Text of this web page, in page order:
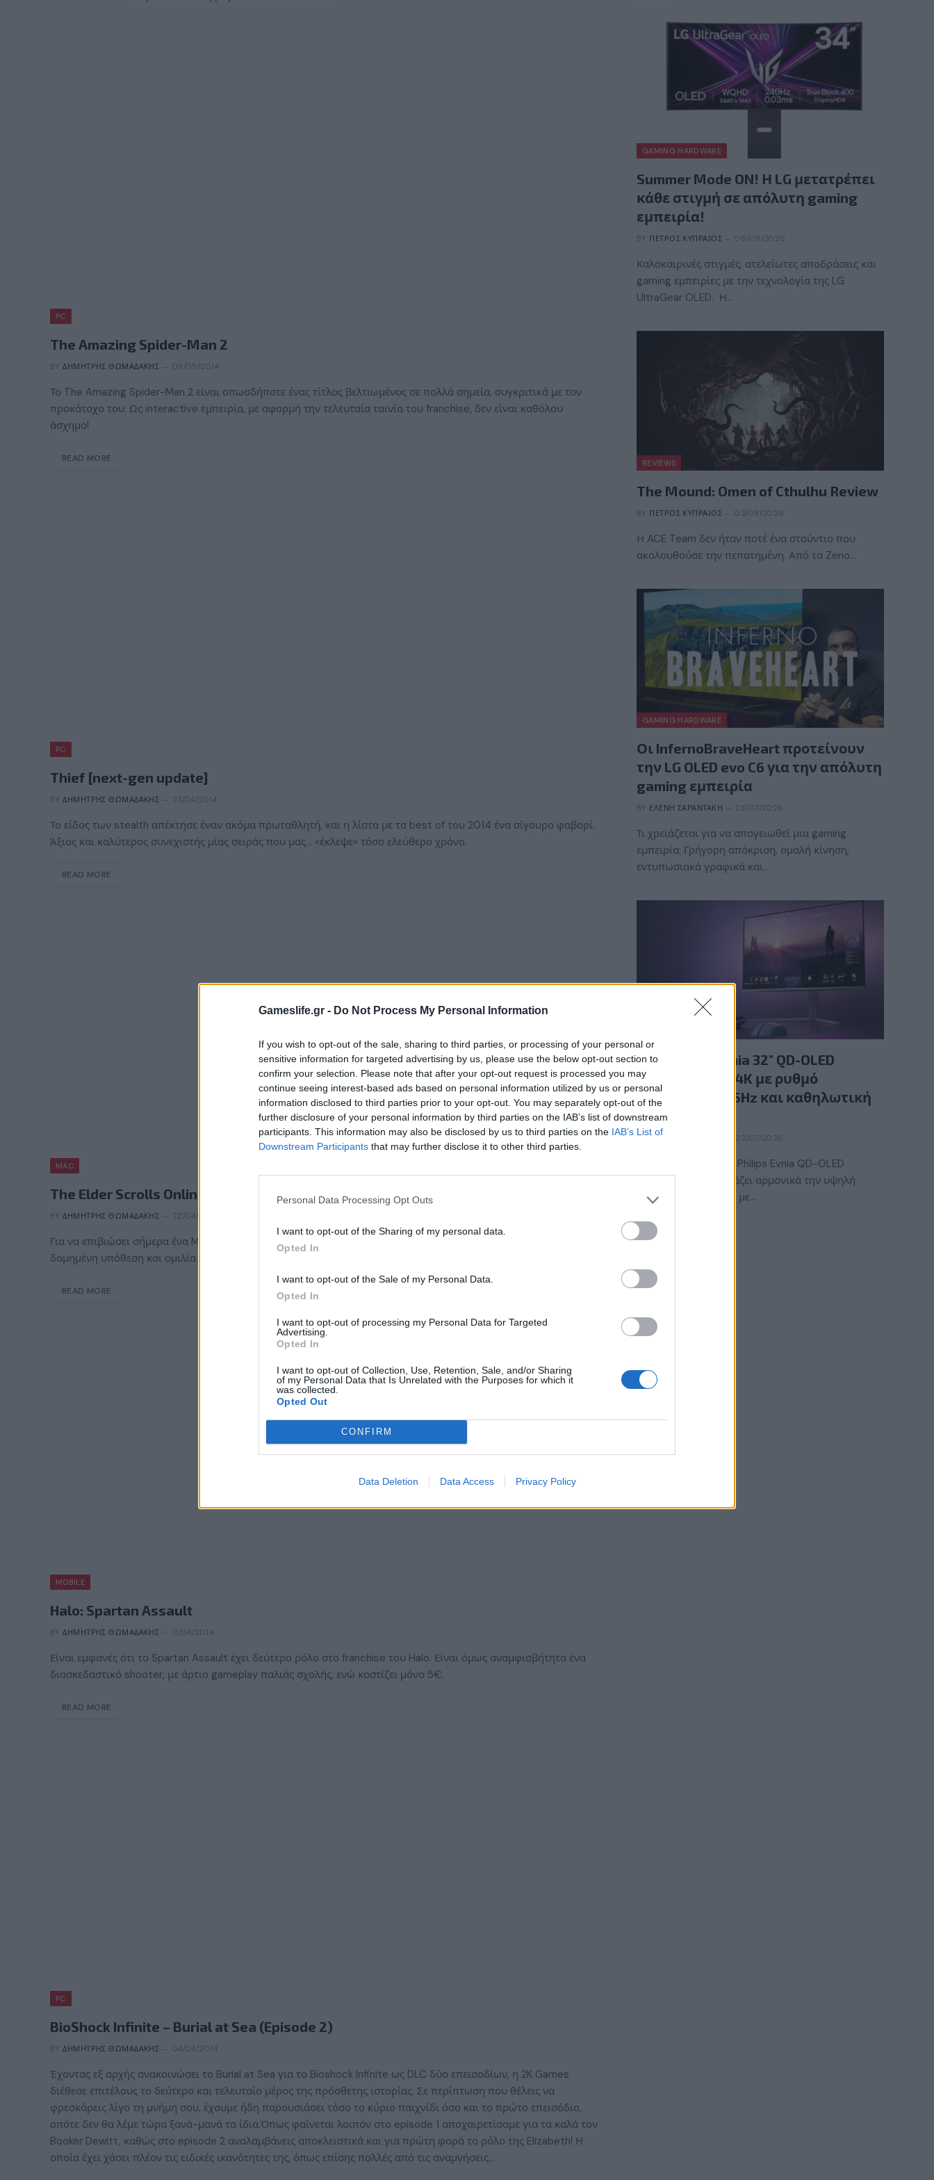
Gameslife.gr - Do Not Process My Personal Information
If you wish to opt-out of the sale, sharing to third parties, or processing of your personal or
sensitive information for targeted advertising by us, please use the below opt-out section to
confirm your selection. Please note that after your opt-out request is processed you may
continue seeing interest-based ads based on personal information utilized by us or personal
information disclosed to third parties prior to your opt-out. You may separately opt-out of the
further disclosure of your personal information by third parties on the IAB’s list of downstream
participants. This information may also be disclosed by us to third parties on the IAB’s List of
Downstream Participants that may further disclose it to other third parties.
Personal Data Processing Opt Outs
I want to opt-out of the Sharing of my personal data.
Opted In
I want to opt-out of the Sale of my Personal Data.
Opted In
I want to opt-out of processing my Personal Data for Targeted
Advertising.
Opted In
I want to opt-out of Collection, Use, Retention, Sale, and/or Sharing
of my Personal Data that Is Unrelated with the Purposes for which it
was collected.
Opted Out
CONFIRM
Data Deletion Data Access Privacy Policy
PC
The Amazing Spider-Man 2
BY ΔΗΜΉΤΡΗΣ ΘΩΜΑΔΆΚΗΣ 08/05/2014
Το The Amazing Spider-Man 2 είναι οπωσδήποτε ένας τίτλος βελτιωμένος σε πολλά σημεία, συγκριτικά με τον
προκάτοχο του. Ως interactive εμπειρία, με αφορμή την τελευταία ταινία του franchise, δεν είναι καθόλου
άσχημο!
READ MORE
PC
Thief [next-gen update]
BY ΔΗΜΉΤΡΗΣ ΘΩΜΑΔΆΚΗΣ 23/04/2014
Το είδος των stealth απέκτησε έναν ακόμα πρωταθλητή, και η λίστα με τα best of του 2014 ένα σίγουρο φαβορί.
Άξιος και καλύτερος συνεχιστής μίας σειράς που μας… «έκλεψε» τόσο ελεύθερο χρόνο.
READ MORE
MAC
The Elder Scrolls Online
BY ΔΗΜΉΤΡΗΣ ΘΩΜΑΔΆΚΗΣ 22/04/2014
Για να επιβιώσει σήμερα ένα MMO, πρέπει να προσφέρει περισσότερα από τα βασικά. Όντας ένα πλήρες RPG, με
δομημένη υπόθεση και ομιλία σε όλους τους NPC από «έναστρο» cast, το TESO έχει κάνει μία εξαιρετική αρχή.
READ MORE
MOBILE
Halo: Spartan Assault
BY ΔΗΜΉΤΡΗΣ ΘΩΜΑΔΆΚΗΣ 11/04/2014
Είναι εμφανές ότι το Spartan Assault έχει δεύτερο ρόλο στο franchise του Halo. Είναι όμως αναμφισβήτητα ένα
διασκεδαστικό shooter, με άρτιο gameplay παλιάς σχολής, ενώ κοστίζει μόνο 5€.
READ MORE
PC
BioShock Infinite – Burial at Sea (Episode 2)
BY ΔΗΜΉΤΡΗΣ ΘΩΜΑΔΆΚΗΣ 04/04/2014
Έχοντας εξ αρχής ανακοινώσει το Burial at Sea για το Bioshock Infinite ως DLC δύο επεισοδίων, η 2K Games
διέθεσε επιτέλους το δεύτερο και τελευταίο μέρος της πρόσθετης ιστορίας. Σε περίπτωση που θέλεις να
φρεσκάρεις λίγο τη μνήμη σου, έχουμε ήδη παρουσιάσει τόσο το κύριο παιχνίδι όσο και το πρώτο επεισόδιο,
οπότε δεν θα λέμε τώρα ξανά-μανά τα ίδια.Όπως φαίνεται λοιπόν στο episode 1 αποχαιρετίσαμε για τα καλά τον
Booker Dewitt, καθώς στο episode 2 αναλαμβάνεις αποκλειστικά και για πρώτη φορά το ρόλο της Elizabeth! Η
οποία έχει χάσει πλέον τις ειδικές ικανότητες της, όπως επίσης πολλές από τις αναμνήσεις…
GAMING HARDWARE
Summer Mode ON! Η LG μετατρέπει
κάθε στιγμή σε απόλυτη gaming
εμπειρία!
BY ΠΈΤΡΟΣ ΚΥΠΡΑΊΟΣ 06/08/2026
Καλοκαιρινές στιγμές, ατελείωτες αποδράσεις και
gaming εμπειρίες με την τεχνολογία της LG
UltraGear OLED. Η…
REVIEWS
The Mound: Omen of Cthulhu Review
BY ΠΈΤΡΟΣ ΚΥΠΡΑΊΟΣ 03/08/2026
Η ACE Team δεν ήταν ποτέ ένα στούντιο που
ακολουθούσε την πεπατημένη. Από τα Zeno…
GAMING HARDWARE
Οι InfernoBraveHeart προτείνουν
την LG OLED evo C6 για την απόλυτη
gaming εμπειρία
BY ΕΛΈΝΗ ΣΑΡΑΝΤΆΚΗ 28/07/2026
Τι χρειάζεται για να απογειωθεί μια gaming
εμπειρία; Γρήγορη απόκριση, ομαλή κίνηση,
εντυπωσιακά γραφικά και…
Νέα Philips Evnia 32″ QD-OLED
gaming οθόνη 4K με ρυθμό
ανανέωσης 165Hz και καθηλωτική
εικόνα
BY ΕΛΈΝΗ ΣΑΡΑΝΤΆΚΗ 22/07/2026
Η νέα gaming οθόνη Philips Evnia QD-OLED
32M2N6901A συνδυάζει αρμονικά την υψηλή
ποιότητα χρωμάτων με…